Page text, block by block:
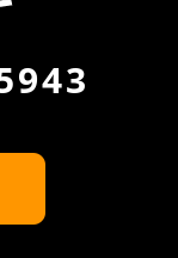
（水 祭
（月、祭
（土）第
、祭日）